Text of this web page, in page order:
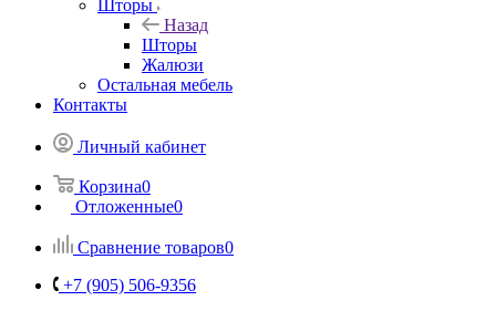
Шторы
Назад
Шторы
Жалюзи
Остальная мебель
Контакты
Личный кабинет
Корзина0
Отложенные0
Сравнение товаров0
+7 (905) 506-9356